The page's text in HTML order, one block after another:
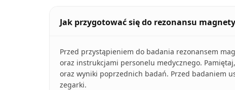
Jak przygotować się do rezonansu
Przed przystąpieniem do badania rezonansem
oraz instrukcjami personelu medycznego.
oraz wyniki poprzednich badań. Przed badaniem
zegarki.